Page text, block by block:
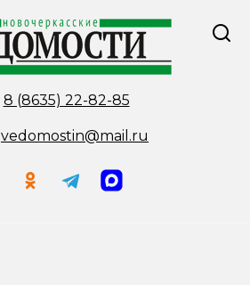
8 (8635) 22-82-85
vedomostin@mail.ru